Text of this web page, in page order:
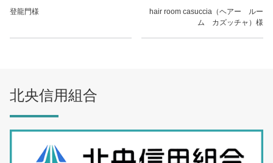
登龍門様
hair room casuccia（ヘアー ルー
ム カズッチャ）様
北央信用組合